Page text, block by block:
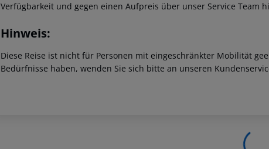
Verfügbarkeit und gegen einen Aufpreis über unser Service Team
Hinweis:
Diese Reise ist nicht für Personen mit eingeschränkter Mobilität
Bedürfnisse haben, wenden Sie sich bitte an unseren